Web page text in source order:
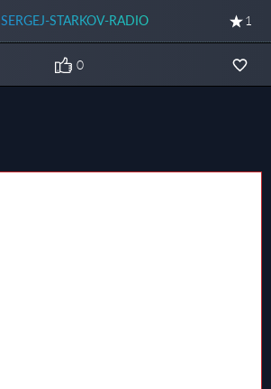
SERGEJ-STARKOV-RADIO 1
0